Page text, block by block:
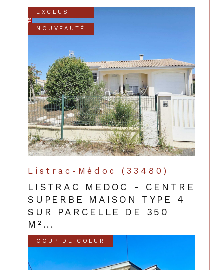
EXCLUSIF
NOUVEAUTÉ
Listrac-Médoc (33480)
LISTRAC MEDOC - CENTRE
SUPERBE MAISON TYPE 4
SUR PARCELLE DE 350
M²...
COUP DE COEUR